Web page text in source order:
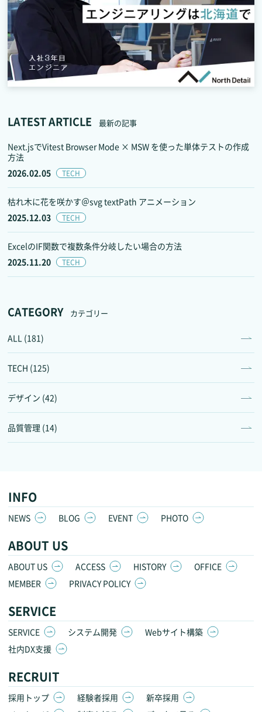
LATEST ARTICLE 最新の記事
2026.02.05 TECH
Next.jsでVitest Browser Mode × MSW を使った単体テストの作成
方法
2025.12.03 TECH
枯れ木に花を咲かす＠svg textPath アニメーション
2025.11.20 TECH
ExcelのIF関数で複数条件分岐したい場合の方法
CATEGORY カテゴリー
ALL (181)
TECH (125)
デザイン (42)
品質管理 (14)
INFO
NEWS BLOG EVENT PHOTO
ABOUT US
ABOUT US ACCESS HISTORY
OFFICE
MEMBER
PRIVACY POLICY
SERVICE
SERVICE システム開発
Webサイト構築
社内DX支援
RECRUIT
採用トップ 経験者採用
新卒採用